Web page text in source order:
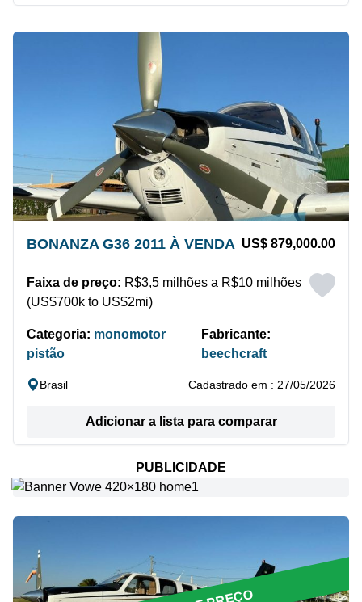
BONANZA G36 2011 À VENDA US$ 879,000.00
Faixa de preço: R$3,5 milhões a R$10 milhões
(US$700k to US$2mi)
Categoria: monomotor
pistão
Fabricante:
beechcraft
Brasil Cadastrado em : 27/05/2026
Adicionar a lista para comparar
PUBLICIDADE